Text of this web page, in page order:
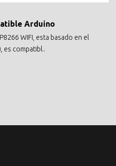
Arduino
WIFI, esta basado en el
es compatibl..